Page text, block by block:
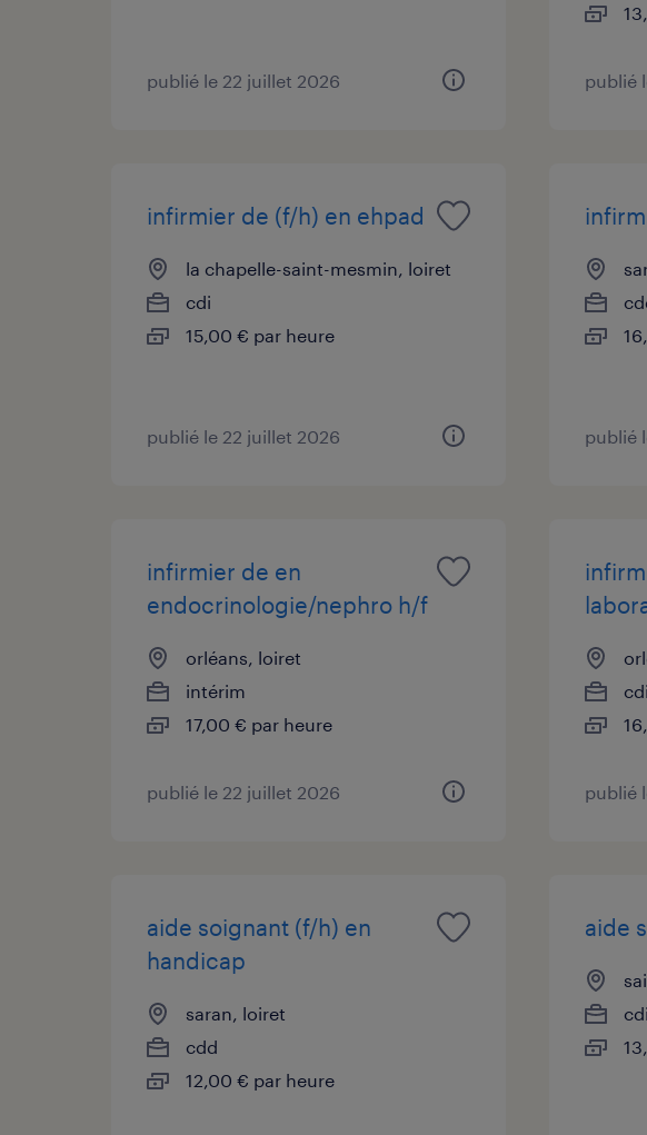
publié le 22 juillet 2026 publié
infirmier de (f/h) en ehpad
la chapelle-saint-mesmin, loiret
cdi
15,00 € par heure
publié le 22 juillet 2026 publié
infirmier de en
endocrinologie/nephro h/f
orléans, loiret
intérim
17,00 € par heure
publié le 22 juillet 2026
cdi
publié
aide soignant (f/h) en
handicap
saran, loiret
cdd
12,00 € par heure
aide
cdi